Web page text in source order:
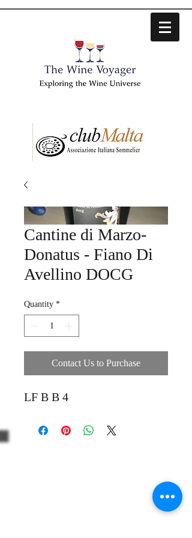
Cantine di Marzo-
Donatus - Fiano Di
Avellino DOCG
Quantity *
Contact Us to Purchase
LF B B 4